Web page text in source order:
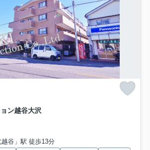
ン越谷大沢
谷」駅 徒歩13分